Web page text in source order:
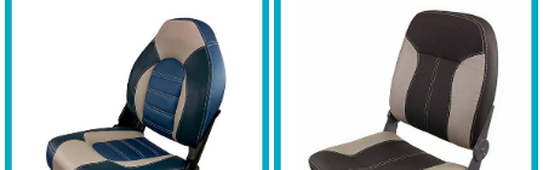
Fotele SPRINGFIELD
Skipper
Fotele SPRINGFIELD
Premium Sport
FOTELE
PREMSPORT